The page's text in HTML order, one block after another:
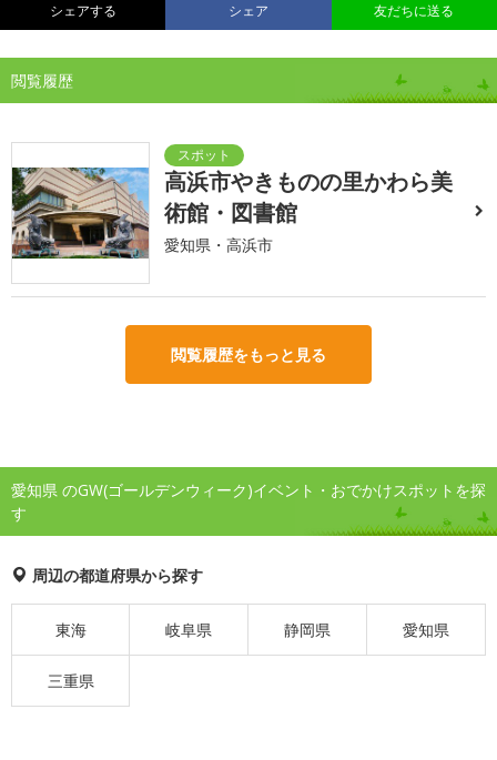
シェアする シェア 友だちに送る
閲覧履歴
高浜市やきものの里かわら美
術館・図書館
愛知県・高浜市
閲覧履歴をもっと見る
愛知県 のGW(ゴールデンウィーク)イベント・おでかけスポットを探
す
周辺の都道府県から探す
東海 岐阜県 静岡県 愛知県
三重県